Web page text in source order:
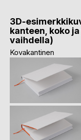
3D-
kanteen, koko
vaihdella)
Kovakantinen